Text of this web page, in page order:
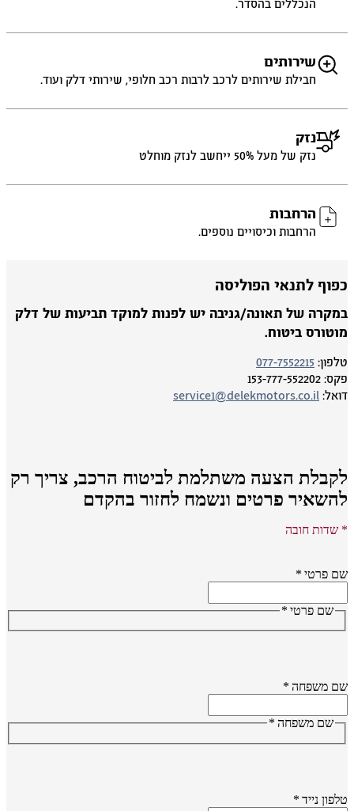
הנכללים בהסדר.
שירותים
חבילת שירותים לרכב לרבות רכב חלופי, שירותי דלק ועוד.
נזק
נזק של מעל 50% ייחשב לנזק מוחלט
הרחבות
הרחבות וכיסויים נוספים.
לתנאי הפוליסה
של תאונה/גניבה יש לפנות למוקד תביעות של דלק
ביטוח.
077-7552215
153-777-552202
service1@delekmotors.co.il
הצעה משתלמת לביטוח הרכב,צריך רק
פרטים ונשמח לחזור בהקדם
חובה
פרטי*
שם פרטי*
משפחה*
שם משפחה*
נייד*